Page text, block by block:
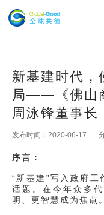
新基建时代，
局——《佛山
周泳锋董事长
发布时间：2020-06-17
序言：
“新基建”写入政府工
话题。在今年众多
明、更智慧成为焦点。